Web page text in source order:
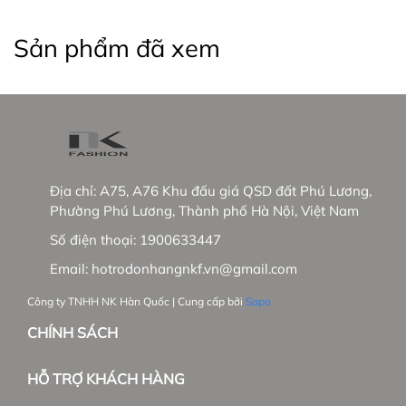
+ Phát triển thêm dòng hàng cao cấp tại trường
#thoitrangnu #NKFashion #somicongso #aosomi
#somicoctay #sominutrang #sominungantay
#sominucongso #aosomivaihanquoc
#aosomicaocap #aomoi #aosomink #sominugiare
#sominuhanquoc #somitayngan #somiunisex
#somicoctaynu #somidep #sominudep
#somitayngan #somitrang #somiformrong
Sản phẩm đã xem
Địa chỉ: A75, A76 Khu đấu giá QSD đất Phú Lương,
Phường Phú Lương, Thành phố Hà Nội, Việt Nam
Số điện thoại: 1900633447
Email: hotrodonhangnkf.vn@gmail.com
Công ty TNHH NK Hàn Quốc | Cung cấp bởi Sapo
CHÍNH SÁCH
HỖ TRỢ KHÁCH HÀNG